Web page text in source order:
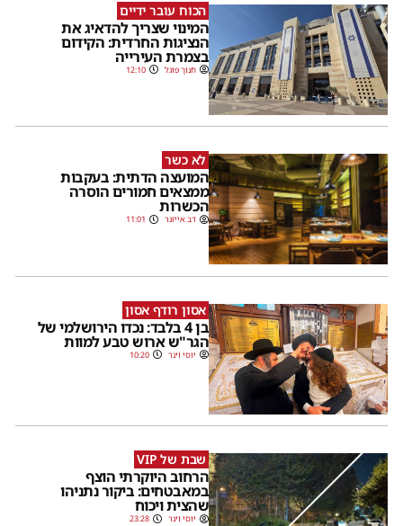
הכוח עובר ידיים
המינוי שצריך להדאיג את
הנציגות החרדית: הקידום
בצמרת העירייה
חנוך פוגל 12:10
לא כשר
המועצה הדתית: בעקבות
ממצאים חמורים הוסרה
הכשרות
דב אייזנר 11:01
אסון רודף אסון
בן 4 בלבד: נכדו הירושלמי של
הגר"ש ארוש טבע למוות
יוסי וינר 10:20
שבת של VIP
הרחוב היוקרתי הוצף
במאבטחים: ביקור נתניהו
שהצית ויכוח
יוסי וינר 23:28